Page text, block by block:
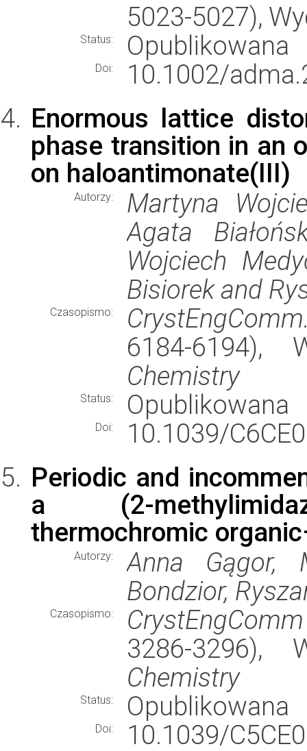
5023-5027),
Status: Opublikowana
Doi:
10.1002/
Enormous lattice
phase transition in an
on haloantimonate(III)
Autorzy:
Martyna
Agata
Wojciech
Bisiorek and
Czasopismo:
6184-6194),
Chemistry
Status: Opublikowana
Doi:
10.1039/
Periodic and
a (2-
thermochromic
Autorzy:
Anna Gągor,
Bondzior,
Czasopismo: CrystEngComm
3286-3296),
Chemistry
Status: Opublikowana
Doi:
10.1039/